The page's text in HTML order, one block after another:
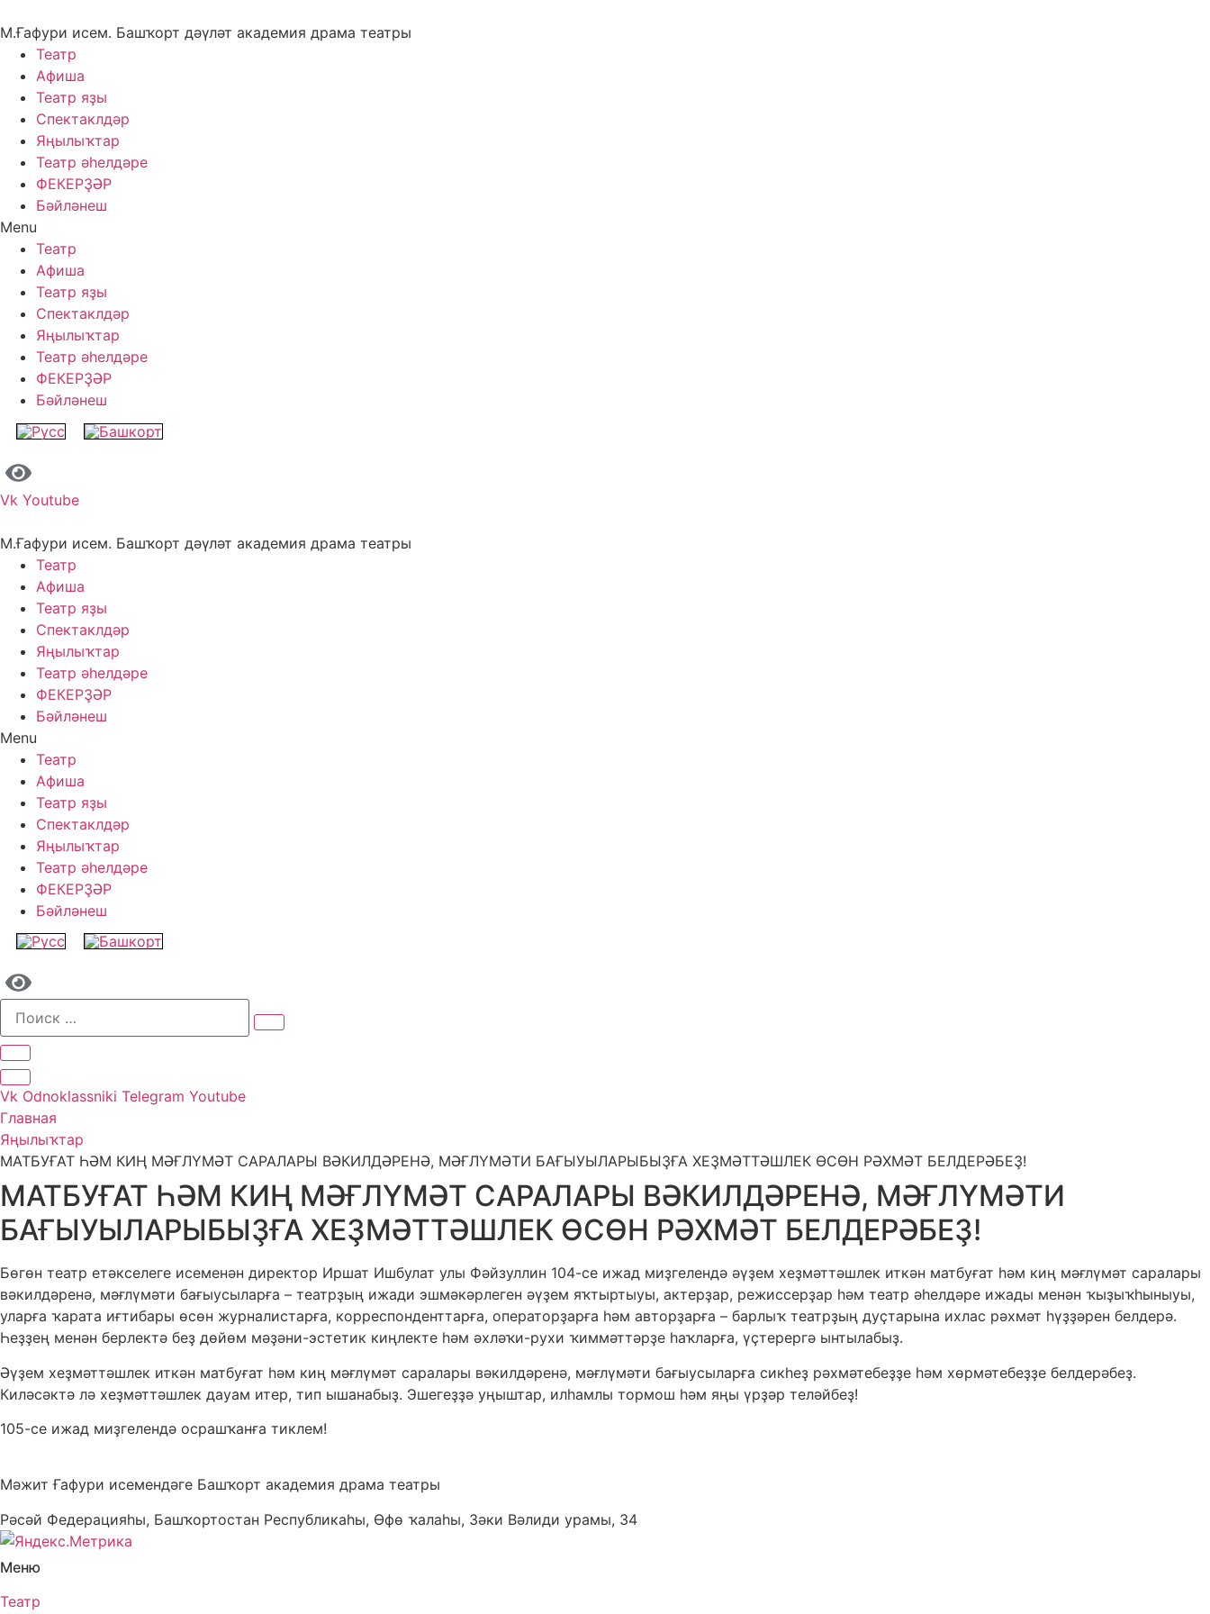
to
content
М.Ғафури исем. Башҡорт дәүләт академия драма театры
Театр
Афиша
Театр яҙы
Спектаклдәр
Яңылыҡтар
Театр әһелдәре
ФЕКЕРҘӘР
Бәйләнеш
Menu
Театр
Афиша
Театр яҙы
Спектаклдәр
Яңылыҡтар
Театр әһелдәре
ФЕКЕРҘӘР
Бәйләнеш
Vk Youtube
М.Ғафури исем. Башҡорт дәүләт академия драма театры
Театр
Афиша
Театр яҙы
Спектаклдәр
Яңылыҡтар
Театр әһелдәре
ФЕКЕРҘӘР
Бәйләнеш
Menu
Театр
Афиша
Театр яҙы
Спектаклдәр
Яңылыҡтар
Театр әһелдәре
ФЕКЕРҘӘР
Бәйләнеш
Vk Odnoklassniki Telegram Youtube
Главная
Яңылыҡтар
МАТБУҒАТ ҺӘМ КИҢ МӘҒЛҮМӘТ САРАЛАРЫ ВӘКИЛДӘРЕНӘ, МӘҒЛҮМӘТИ БАҒЫУЫЛАРЫБЫҘҒА ХЕҘМӘТТӘШЛЕК ӨСӨН РӘХМӘТ БЕЛДЕРӘБЕҘ!
МАТБУҒАТ ҺӘМ КИҢ МӘҒЛҮМӘТ САРАЛАРЫ ВӘКИЛДӘРЕНӘ, МӘҒЛҮМӘТИ
БАҒЫУЫЛАРЫБЫҘҒА ХЕҘМӘТТӘШЛЕК ӨСӨН РӘХМӘТ БЕЛДЕРӘБЕҘ!
Бөгөн театр етәкселеге исеменән директор Иршат Ишбулат улы Фәйзуллин 104-се ижад миҙгелендә әүҙем хеҙмәттәшлек иткән матбуғат һәм киң мәғлүмәт саралары
вәкилдәренә, мәғлүмәти бағыусыларға – театрҙың ижади эшмәкәрлеген әүҙем яҡтыртыуы, актерҙар, режиссерҙар һәм театр әһелдәре ижады менән ҡыҙыҡһыныуы,
уларға ҡарата иғтибары өсөн журналистарға, корреспонденттарға, операторҙарға һәм авторҙарға – барлыҡ театрҙың дуҫтарына ихлас рәхмәт һүҙҙәрен белдерә.
Һеҙҙең менән берлектә беҙ дөйөм мәҙәни-эстетик киңлекте һәм әхләҡи-рухи ҡиммәттәрҙе һаҡларға, үҫтерергә ынтылабыҙ.
Әүҙем хеҙмәттәшлек иткән матбуғат һәм киң мәғлүмәт саралары вәкилдәренә, мәғлүмәти бағыусыларға сикһеҙ рәхмәтебеҙҙе һәм хөрмәтебеҙҙе белдерәбеҙ.
Киләсәктә лә хеҙмәттәшлек дауам итер, тип ышанабыҙ. Эшегеҙҙә уңыштар, илһамлы тормош һәм яңы үрҙәр теләйбеҙ!
105-се ижад миҙгелендә осрашҡанға тиклем!
Мәжит Ғафури исемендәге Башҡорт академия драма театры
Рәсәй Федерацияһы, Башҡортостан Республикаһы, Өфө ҡалаһы, Зәки Вәлиди урамы, 34
Меню
Театр